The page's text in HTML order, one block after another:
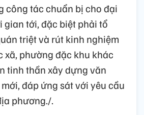
công tác chuẩn bị cho đại
gian tới, đặc biệt phải tổ
triệt và rút kinh nghiệm
xã, phường đặc khu khác
tinh thần xây dựng văn
đáp ứng sát với yêu cầu
phương./.